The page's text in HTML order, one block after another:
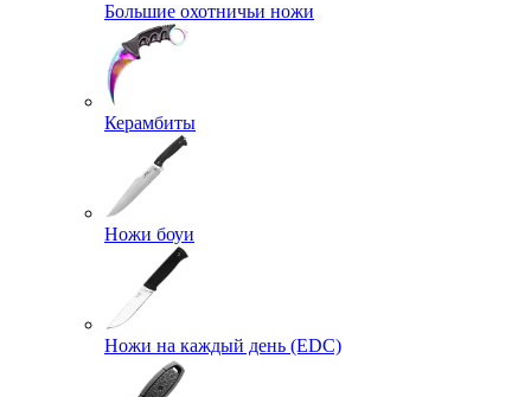
Большие охотничьи ножи
Керамбиты
Ножи боуи
Ножи на каждый день (EDC)